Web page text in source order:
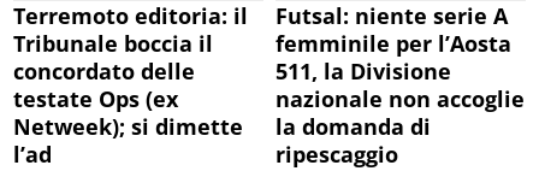
Terremoto editoria: il
Tribunale boccia il
concordato delle
testate Ops (ex
Netweek); si dimette
l’ad
Futsal: niente serie A
femminile per l’Aosta
511, la Divisione
nazionale non accoglie
la domanda di
ripescaggio